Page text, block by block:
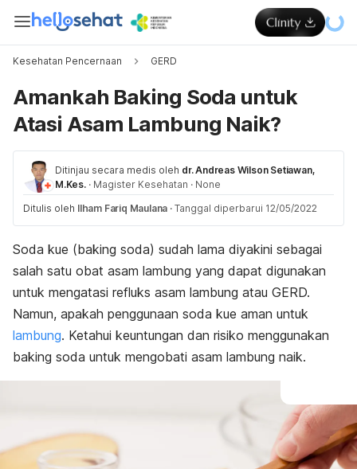
Kesehatan Pencernaan GERD
Amankah Baking Soda untuk
Atasi Asam Lambung Naik?
Ditinjau secara medis oleh dr. Andreas Wilson Setiawan,
M.Kes. · Magister Kesehatan · None
Ditulis oleh Ilham Fariq Maulana · Tanggal diperbarui 12/05/2022
Soda kue (baking soda) sudah lama diyakini sebagai
salah satu obat asam lambung yang dapat digunakan
untuk mengatasi refluks asam lambung atau GERD.
Namun, apakah penggunaan soda kue aman untuk
lambung. Ketahui keuntungan dan risiko menggunakan
baking soda untuk mengobati asam lambung naik.